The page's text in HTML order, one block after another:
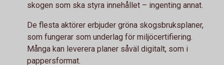
skogen som ska styra innehållet – ingenting annat.
De flesta aktörer erbjuder gröna skogsbruksplaner,
som fungerar som underlag för miljöcertifiering.
Många kan leverera planer såväl digitalt, som i
pappersformat.